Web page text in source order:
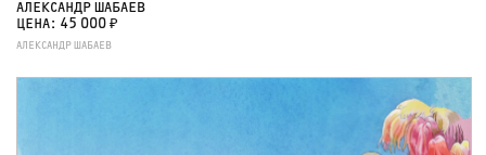
АЛЕКСАНДР ШАБАЕВ
ЦЕНА: 45 000 ₽
АЛЕКСАНДР ШАБАЕВ